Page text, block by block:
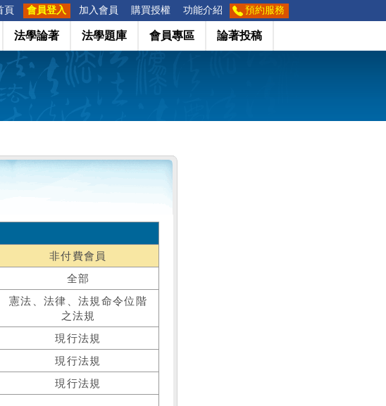
頁 會員登入 加入會員 購買授權 功能介紹 預約服務
法學論著 法學題庫 會員專區 論著投稿
非付費會員
全部
憲法、法律、法規命令位階
之法規
現行法規
現行法規
現行法規